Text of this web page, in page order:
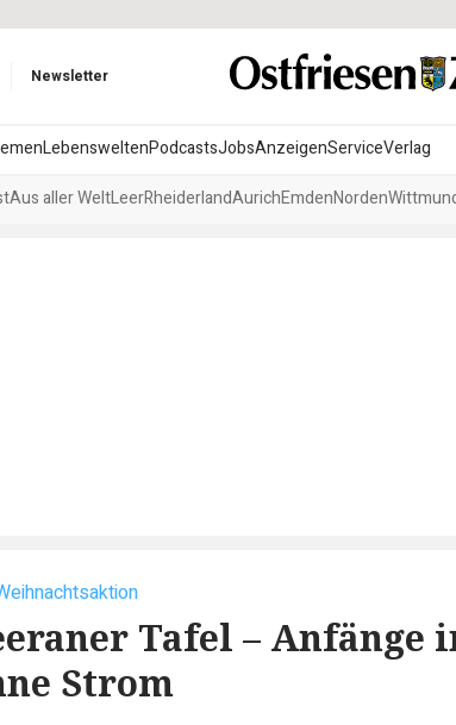
Newsletter
LebensweltenPodcastsJobsAnzeigenServiceVerlag
Aus aller WeltLeerRheiderlandAurichEmdenNorden
Tafel – Anfänge
Strom